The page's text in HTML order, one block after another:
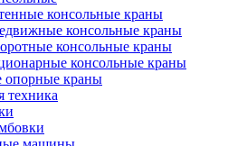
консольные краны
консольные краны
консольные краны
консольные краны
опорные краны
техника